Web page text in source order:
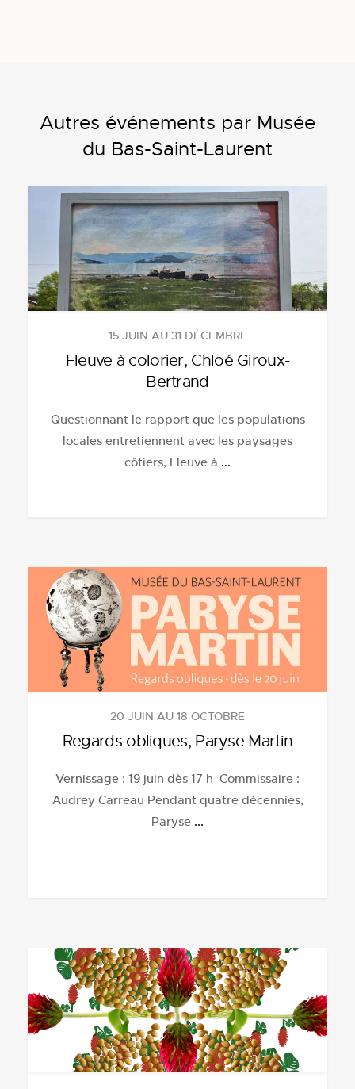
Autres événements par Musée
du Bas-Saint-Laurent
15 JUIN AU 31 DÉCEMBRE
Fleuve à colorier, Chloé Giroux-
Bertrand
Questionnant le rapport que les populations
locales entretiennent avec les paysages
côtiers, Fleuve à ...
20 JUIN AU 18 OCTOBRE
Regards obliques, Paryse Martin
Vernissage : 19 juin dès 17 h Commissaire :
Audrey Carreau Pendant quatre décennies,
Paryse ...